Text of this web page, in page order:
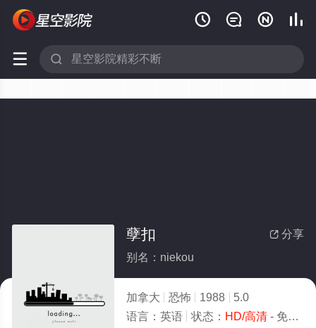
   
 
 分享
孽扣
别名：niekou
加拿大 恐怖 1988
5.0
语言： 英语 状态： HD/高清- 免费在线观看